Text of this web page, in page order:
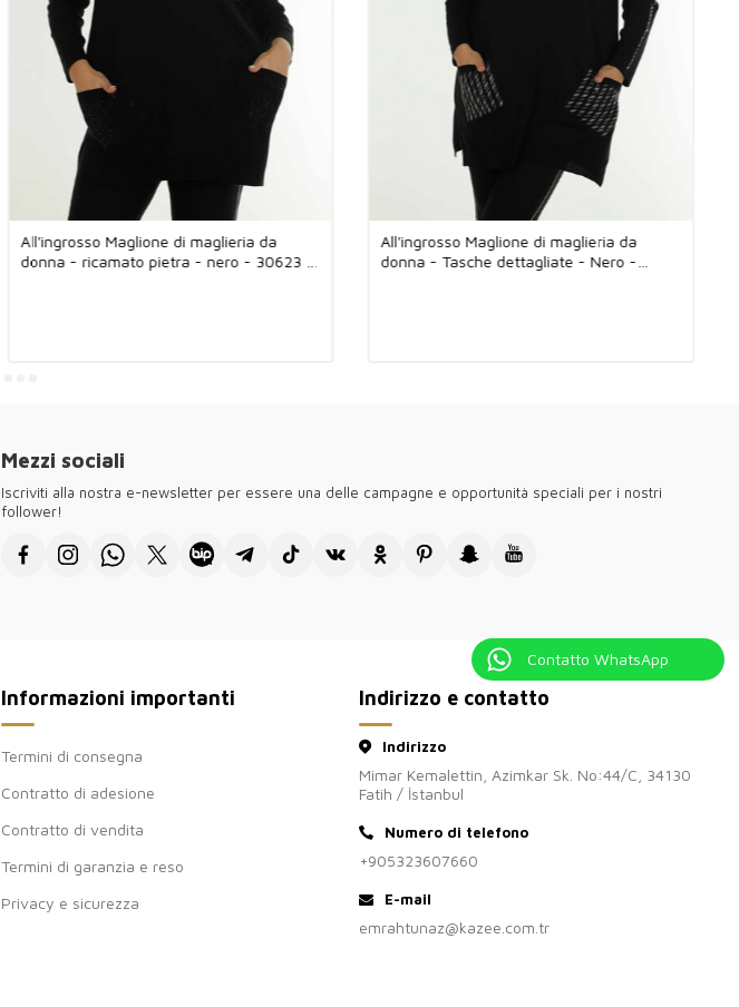
Contatto WhatsApp
All'ingrosso Maglione di maglieria da
donna - ricamato pietra - nero - 30623 |
All'ingrosso Maglione di maglieria da
donna - Tasche dettagliate - Nero -
Mezzi sociali
Iscriviti alla nostra e-newsletter per essere una delle campagne e opportunità speciali per i nostri
follower!
Informazioni importanti
Termini di consegna
Contratto di adesione
Contratto di vendita
Termini di garanzia e reso
Privacy e sicurezza
Indirizzo e contatto
Indirizzo
Mimar Kemalettin, Azimkar Sk. No:44/C, 34130
Fatih / İstanbul
Numero di telefono
+905323607660
E-mail
emrahtunaz@kazee.com.tr